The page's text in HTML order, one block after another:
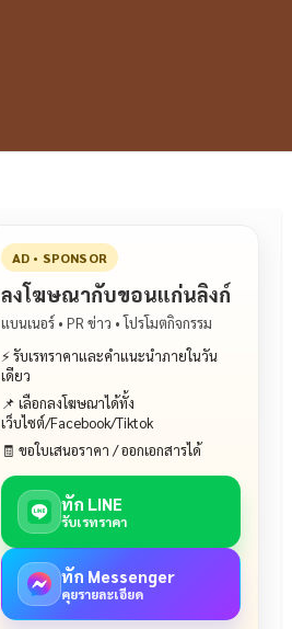
AD • SPONSOR
ลงโฆษณากับขอนแก่นลิงก์
แบนเนอร์ • PR ข่าว • โปรโมตกิจกรรม
⚡ รับเรทราคาและคำแนะนำภายในวัน
เดียว
📌 เลือกลงโฆษณาได้ทั้ง
เว็บไซต์/Facebook/Tiktok
🧾 ขอใบเสนอราคา / ออกเอกสารได้
ทัก LINE
รับเรทราคา
ทัก Messenger
คุยรายละเอียด